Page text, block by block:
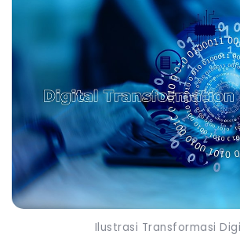
Ilustrasi Transformasi